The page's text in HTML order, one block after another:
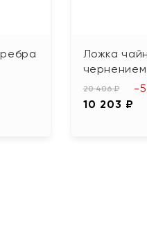
Ложка
20 406 ₽
10 203 ₽
-